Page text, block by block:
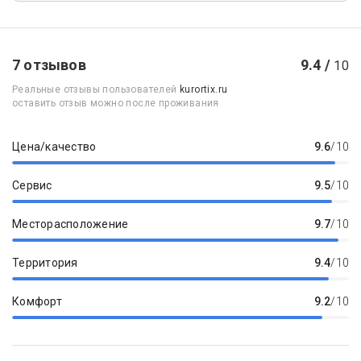
7 отзывов 9.4 / 10
Реальные отзывы пользователей kurortix.ru
оставить отзыв можно после проживания
Цена/качество 9.6/10
Сервис 9.5/10
Месторасположение 9.7/10
Территория 9.4/10
Комфорт 9.2/10